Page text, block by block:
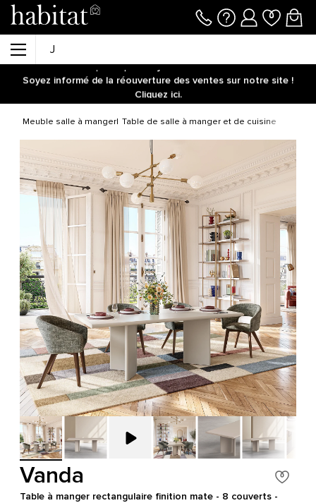
supplémentaires dès 500€ avec le code
Plus que :03j 15h 36m 20s
Soyez informé de la réouverture des ventes sur notre site !
Cliquez ici.
-11%supplémentaires dès 500€ avec le codeHABITAT11
Plus que : 03j 15h 36m 28s
Meuble salle à manger Table de salle à manger et de cuisine
Vanda
Table à manger rectangulaire finition mate - 8 couverts -